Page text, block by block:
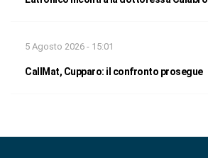
5 Agosto 2026 - 15:01
CallMat, Cupparo: il confronto prosegue